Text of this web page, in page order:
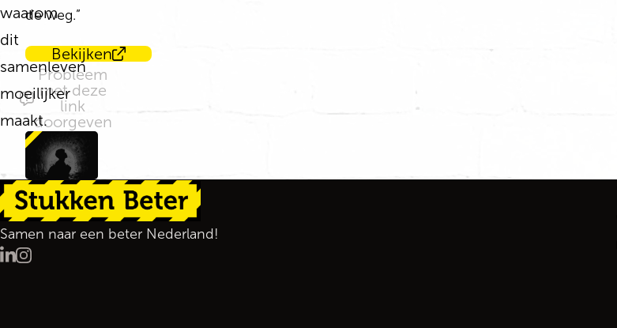
waarom
dit
samenleven
moeilijker
maakt.
de weg.”
Bekijken
Probleem
met deze
link
doorgeven
Terug naar de startpagina
Samen naar een beter Nederland!
LinkedIn
Instagram